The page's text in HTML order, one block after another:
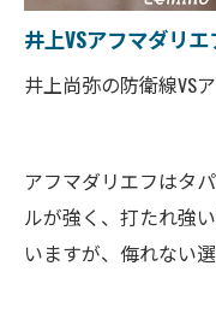
井上VSアフマダリエ
井上尚弥の防衛線VS
アフマダリエフはタ
ルが強く、打たれ強
いますが、侮れない選